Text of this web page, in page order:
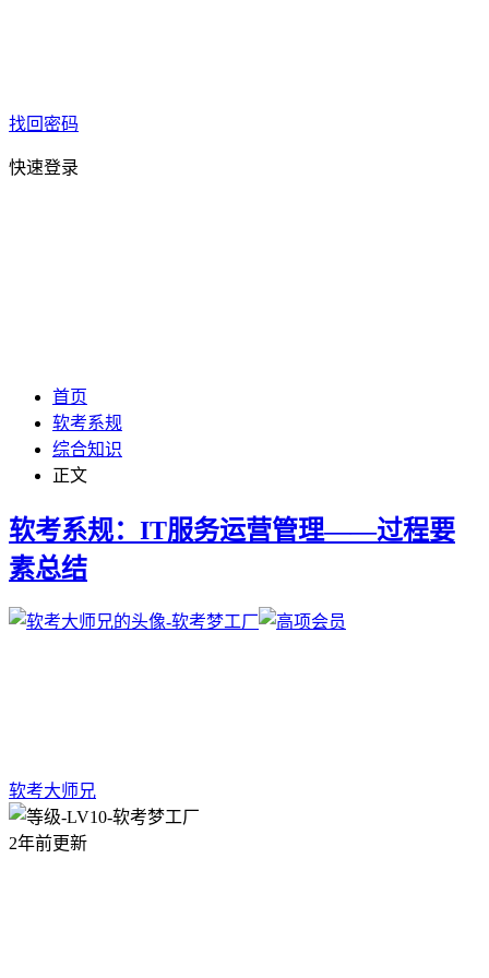
找回密码
快速登录
首页
软考系规
综合知识
正文
软考系规：IT服务运营管理——过程要
素总结
软考大师兄
2年前更新